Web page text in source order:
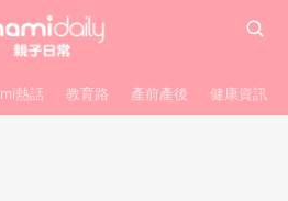
熱話 教育路 產前產後 健康資訊